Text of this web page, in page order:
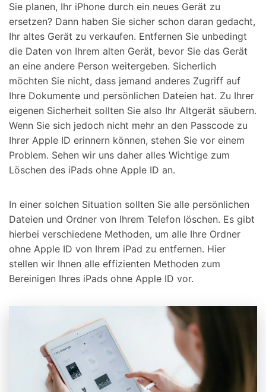
Sie planen, Ihr iPhone durch ein neues Gerät zu
ersetzen? Dann haben Sie sicher schon daran gedacht,
Ihr altes Gerät zu verkaufen. Entfernen Sie unbedingt
die Daten von Ihrem alten Gerät, bevor Sie das Gerät
an eine andere Person weitergeben. Sicherlich
möchten Sie nicht, dass jemand anderes Zugriff auf
Ihre Dokumente und persönlichen Dateien hat. Zu Ihrer
eigenen Sicherheit sollten Sie also Ihr Altgerät säubern.
Wenn Sie sich jedoch nicht mehr an den Passcode zu
Ihrer Apple ID erinnern können, stehen Sie vor einem
Problem. Sehen wir uns daher alles Wichtige zum
Löschen des iPads ohne Apple ID an.
In einer solchen Situation sollten Sie alle persönlichen
Dateien und Ordner von Ihrem Telefon löschen. Es gibt
hierbei verschiedene Methoden, um alle Ihre Ordner
ohne Apple ID von Ihrem iPad zu entfernen. Hier
stellen wir Ihnen alle effizienten Methoden zum
Bereinigen Ihres iPads ohne Apple ID vor.